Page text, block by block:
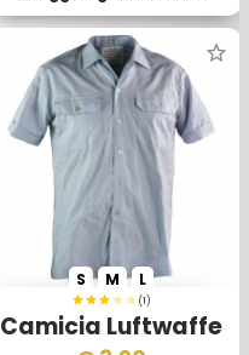
(1)
Camicia Luftwaffe
S M L